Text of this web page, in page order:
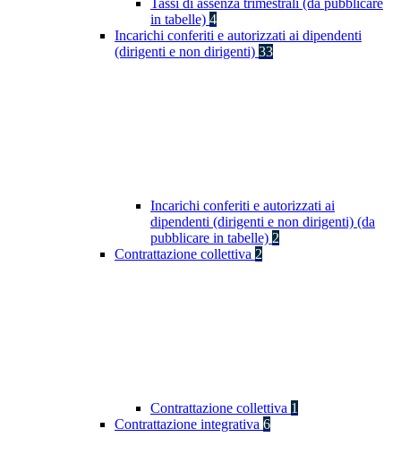
Tassi di assenza trimestrali (da pubblicare
in tabelle) 4
Incarichi conferiti e autorizzati ai dipendenti
(dirigenti e non dirigenti) 33
Incarichi conferiti e autorizzati ai
dipendenti (dirigenti e non dirigenti) (da
pubblicare in tabelle) 2
Contrattazione collettiva 2
Contrattazione collettiva 1
Contrattazione integrativa 6